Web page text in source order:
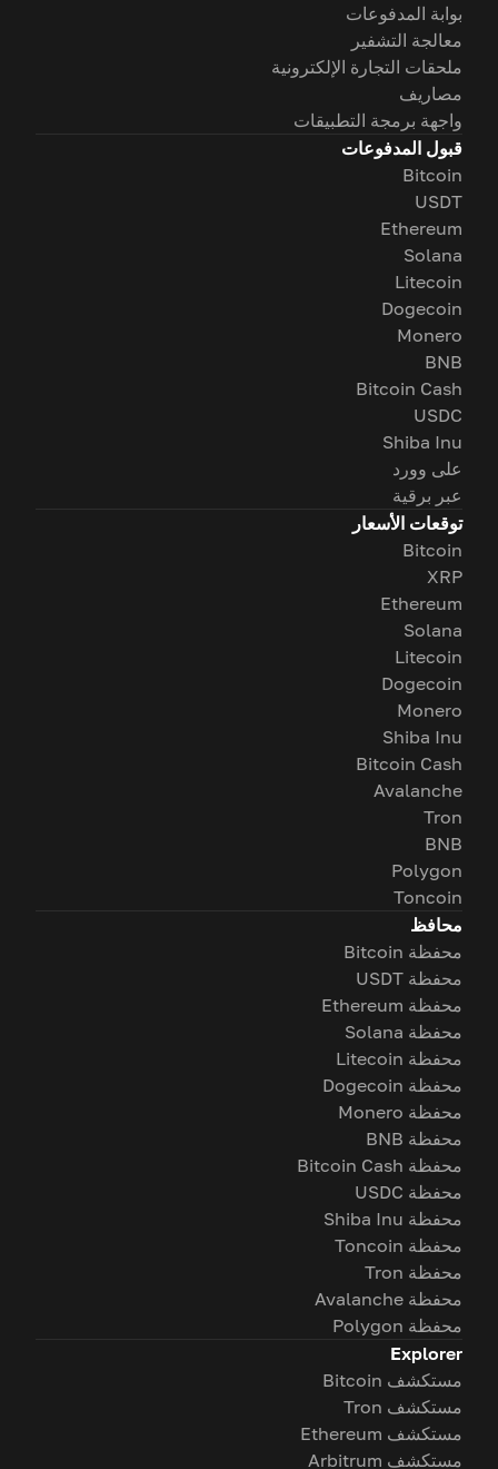
بوابة المدفوعات
معالجة التشفير
ملحقات التجارة الإلكترونية
مصاريف
واجهة برمجة التطبيقات
قبول المدفوعات
Bitcoin
USDT
Ethereum
Solana
Litecoin
Dogecoin
Monero
BNB
Bitcoin Cash
USDC
Shiba Inu
على وورد
عبر برقية
توقعات الأسعار
Bitcoin
XRP
Ethereum
Solana
Litecoin
Dogecoin
Monero
Shiba Inu
Bitcoin Cash
Avalanche
Tron
BNB
Polygon
Toncoin
محافظ
محفظة Bitcoin
محفظة USDT
محفظة Ethereum
محفظة Solana
محفظة Litecoin
محفظة Dogecoin
محفظة Monero
محفظة BNB
محفظة Bitcoin Cash
محفظة USDC
محفظة Shiba Inu
محفظة Toncoin
محفظة Tron
محفظة Avalanche
محفظة Polygon
Explorer
مستكشف Bitcoin
مستكشف Tron
مستكشف Ethereum
مستكشف Arbitrum